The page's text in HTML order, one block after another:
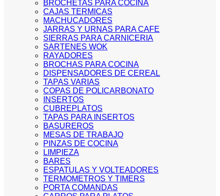
BROCHETAS PARA COCINA
CAJAS TERMICAS
MACHUCADORES
JARRAS Y URNAS PARA CAFE
SIERRAS PARA CARNICERIA
SARTENES WOK
RAYADORES
BROCHAS PARA COCINA
DISPENSADORES DE CEREAL
TAPAS VARIAS
COPAS DE POLICARBONATO
INSERTOS
CUBREPLATOS
TAPAS PARA INSERTOS
BASUREROS
MESAS DE TRABAJO
PINZAS DE COCINA
LIMPIEZA
BARES
ESPATULAS Y VOLTEADORES
TERMOMETROS Y TIMERS
PORTA COMANDAS